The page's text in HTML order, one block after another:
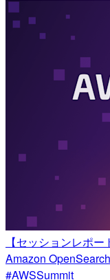
【セッションレポ
Amazon
#AWSSummit